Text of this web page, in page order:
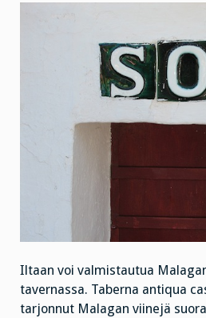
Iltaan voi valmistautua
tavernassa. Taberna antiqua
tarjonnut Malagan viinejä